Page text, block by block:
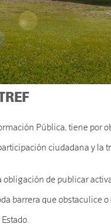
Pública, tiene
ciudadana y la
obligación de publicar
barrera que obstaculice